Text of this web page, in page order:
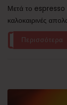
Μετά το espresso
καλοκαιρινές
Περισσότερα